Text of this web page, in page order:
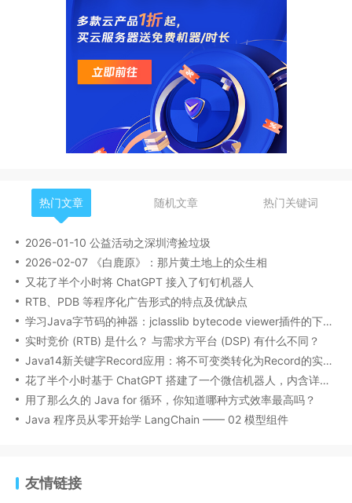
热门文章 随机文章 热门关键词
2026-01-10 公益活动之深圳湾捡垃圾
2026-02-07 《白鹿原》：那片黄土地上的众生相
又花了半个小时将 ChatGPT 接入了钉钉机器人
RTB、PDB 等程序化广告形式的特点及优缺点
学习Java字节码的神器：jclasslib bytecode viewer插件的下载安装和使用
实时竞价 (RTB) 是什么？ 与需求方平台 (DSP) 有什么不同？
Java14新关键字Record应用：将不可变类转化为Record的实战教程
花了半个小时基于 ChatGPT 搭建了一个微信机器人，内含详细搭建流程
用了那么久的 Java for 循环，你知道哪种方式效率最高吗？
Java 程序员从零开始学 LangChain —— 02 模型组件
友情链接